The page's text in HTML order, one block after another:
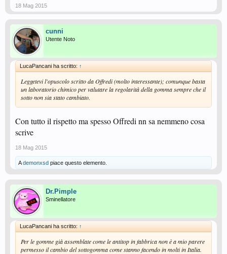
18 Mag 2015
cunni
Utente Noto
LucaPancani ha scritto: ↑
Leggetevi l'opuscolo scritto da Offredi (molto interessante); comunque basta
un laboratorio chimico per valutare la regolarità della gomma sempre che il
sotto non sia stato cambiato.
Con tutto il rispetto ma spesso Offredi nn sa nemmeno cosa
scrive
18 Mag 2015
Ademonxsd piace questo elemento.
Dr.Pimple
Sminellatore
LucaPancani ha scritto: ↑
Per le gomme già assemblate come le antitop in fabbrica non è a mio parere
permesso il cambio del sottogomma come stanno facendo in molti in Italia.